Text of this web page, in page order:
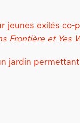
jeunes exilés co-
Fron­tière et Yes
jardin